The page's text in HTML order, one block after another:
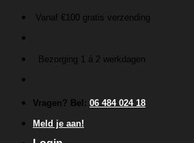
inhoud
Vanaf €100 gratis verzending
Bezorging 1 á 2 werkdagen
Vragen? Bel: 06 484 024 18
Meld je aan!